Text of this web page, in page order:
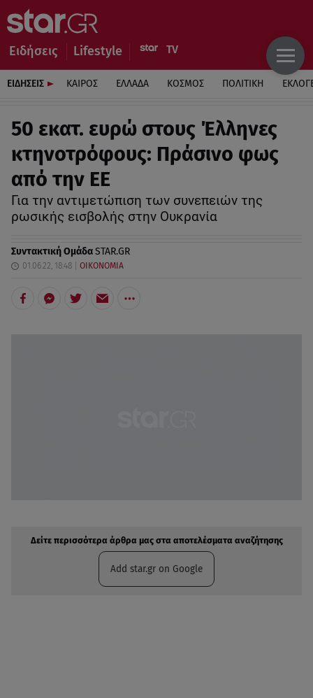
Ειδήσεις Lifestyle
ΕΙΔΗΣΕΙΣ ΚΑΙΡΟΣ ΕΛΛΑΔΑ ΚΟΣΜΟΣ ΠΟΛΙΤΙΚΗ
50 εκατ. ευρώ στους Έλληνες
κτηνοτρόφους: Πράσινο φως
από την ΕΕ
Για την αντιμετώπιση των συνεπειών της
ρωσικής εισβολής στην Ουκρανία
Συντακτική ΟμάδαSTAR.GR
01.06.22, 18:48 ΟΙΚΟΝΟΜΙΑ
Δείτε περισσότερα άρθρα μας στα αποτελέσματα αναζήτησης
Add star.gr on Google